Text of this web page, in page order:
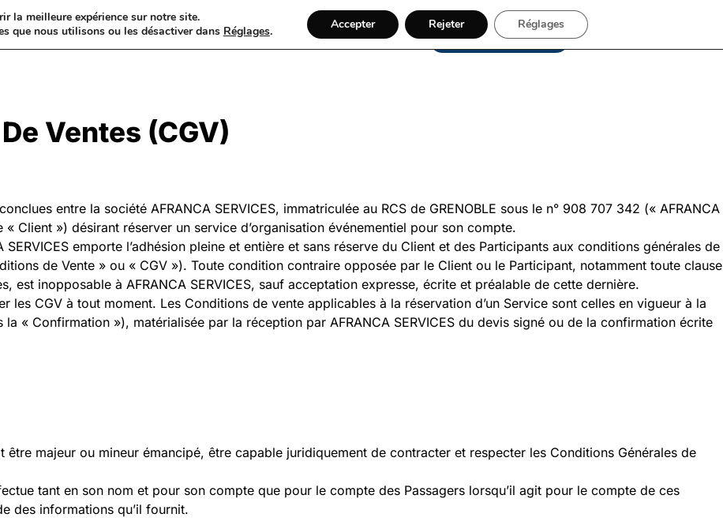
Grenoble VTC Alpes Véhicules Services FAQ Contact 06 13 94 65 83
Ventes (CGV)
entre la société AFRANCA SERVICES, immatriculée au RCS de GRENOBLE sous le n° 908 707 342 (« AFRANCA
Client ») désirant réserver un service d’organisation événementiel pour son compte.
emporte l’adhésion pleine et entière et sans réserve du Client et des Participants aux conditions générales de
de Vente » ou « CGV »). Toute condition contraire opposée par le Client ou le Participant, notamment toute clause
est inopposable à AFRANCA SERVICES, sauf acceptation expresse, écrite et préalable de cette dernière.
les CGV à tout moment. Les Conditions de vente applicables à la réservation d’un Service sont celles en vigueur à la
« Confirmation »), matérialisée par la réception par AFRANCA SERVICES du devis signé ou de la confirmation écrite
majeur ou mineur émancipé, être capable juridiquement de contracter et respecter les Conditions Générales de
tant en son nom et pour son compte que pour le compte des Passagers lorsqu’il agit pour le compte de ces
des informations qu’il fournit.
la meilleure expérience sur notre site.
que nous utilisons ou les désactiver dans Réglages. Accepter Rejeter Réglages